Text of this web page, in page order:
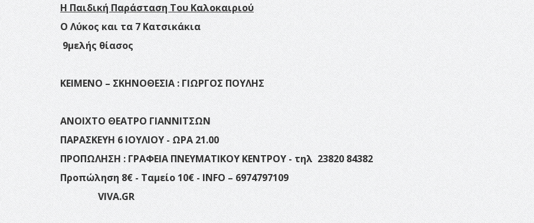
Η Παιδική Παράσταση Του Καλοκαιριού
Ο Λύκος και τα 7Κατσικάκια
9μελής θίασος
ΚΕΙΜΕΝΟ – ΣΚΗΝΟΘΕΣΙΑ : ΓΙΩΡΓΟΣ ΠΟΥΛΗΣ
ΑΝΟΙΧΤΟ ΘΕΑΤΡΟ ΓΙΑΝΝΙΤΣΩΝ
ΠΑΡΑΣΚΕΥΗ 6 ΙΟΥΛΙΟΥ - ΩΡΑ 21.00
ΠΡΟΠΩΛΗΣΗ : ΓΡΑΦΕΙΑ ΠΝΕΥΜΑΤΙΚΟΥ ΚΕΝΤΡΟΥ - τηλ 23820 84382
Προπώληση 8€ - Ταμείο 10€ - INFO – 6974797109
VIVA.GR